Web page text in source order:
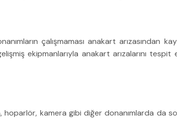
çalışmaması anakart arızasından
ekipmanlarıyla anakart arızalarını
kamera gibi diğer donanımlarda da